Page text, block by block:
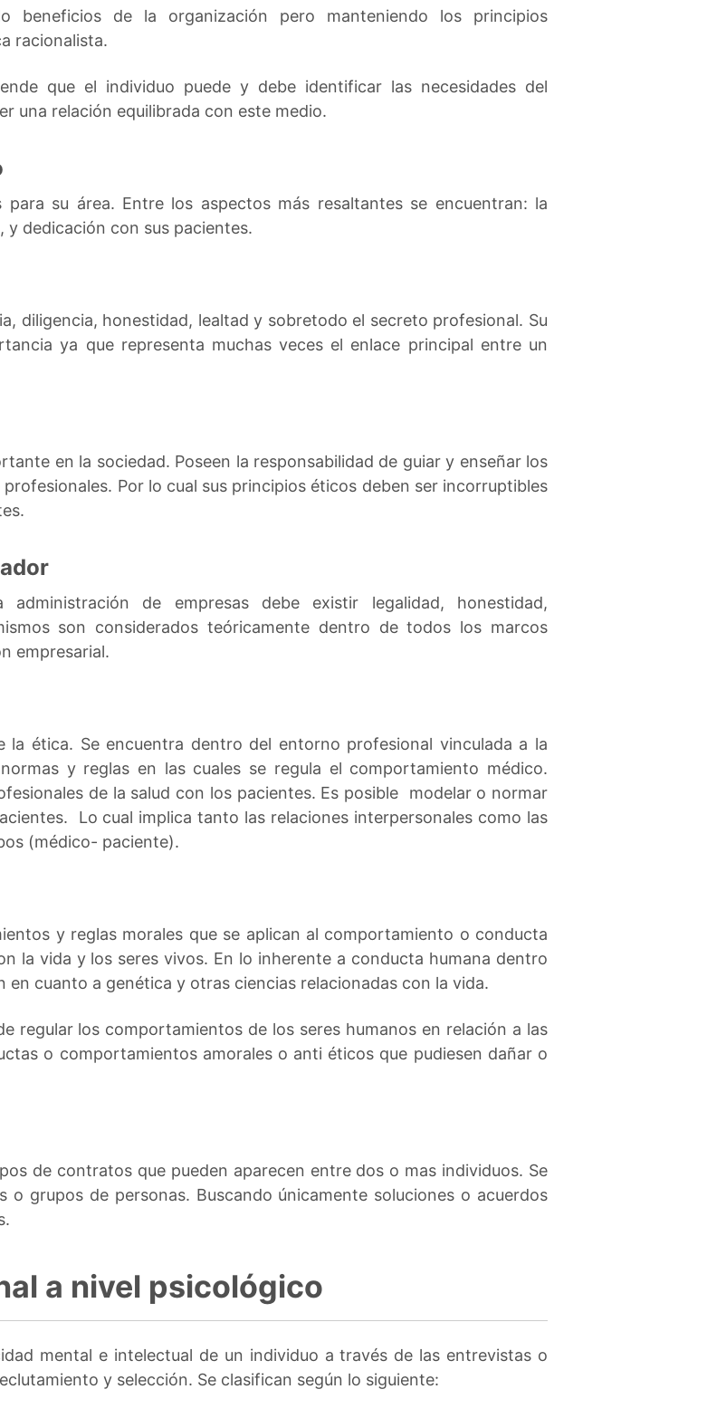
beneficios de la organización pero manteniendo los principios
racionalista.
que el individuo puede y debe identificar las necesidades del
una relación equilibrada con este medio.
su área. Entre los aspectos más resaltantes se encuentran: la
dedicación con sus pacientes.
diligencia, honestidad, lealtad y sobretodo el secreto profesional. Su
ya que representa muchas veces el enlace principal entre un
en la sociedad. Poseen la responsabilidad de guiar y enseñar los
Por lo cual sus principios éticos deben ser incorruptibles
de empresas debe existir legalidad, honestidad,
son considerados teóricamente dentro de todos los marcos
empresarial.
la ética. Se encuentra dentro del entorno profesional vinculada a la
y reglas en las cuales se regula el comportamiento médico.
de la salud con los pacientes. Es posible modelar o normar
Lo cual implica tanto las relaciones interpersonales como las
(médico- paciente).
y reglas morales que se aplican al comportamiento o conducta
la vida y los seres vivos. En lo inherente a conducta humana dentro
en cuanto a genética y otras ciencias relacionadas con la vida.
regular los comportamientos de los seres humanos en relación a las
o comportamientos amorales o anti éticos que pudiesen dañar o
de contratos que pueden aparecen entre dos o mas individuos. Se
o grupos de personas. Buscando únicamente soluciones o acuerdos
a nivel psicológico
mental e intelectual de un individuo a través de las entrevistas o
y selección. Se clasifican según lo siguiente: